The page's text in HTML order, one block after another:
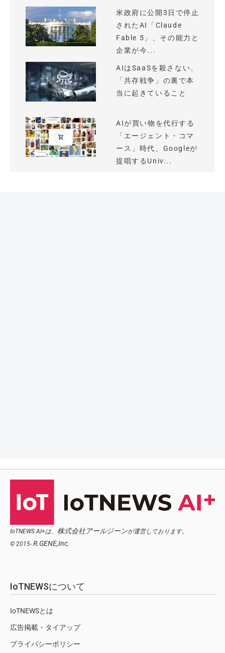
米政府に公開3日で停止
されたAI「Claude
Fable 5」、その能力と
企業が今...
AIはSaaSを殺さない、
「共存戦争」の裏で本
当に起きていること
AIが買い物を代行する
「エージェント・コマ
ース」時代、Googleが
提唱するUniv...
IoTNEWS AI+は、 株式会社アールジーンが運営しております。
© 2015- R.GENE,Inc.
IoTNEWSについて
IoTNEWSとは
広告掲載・タイアップ
プライバシーポリシー